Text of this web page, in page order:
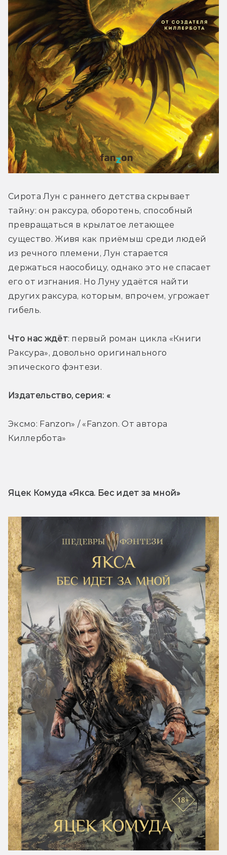
Сирота Лун с раннего детства скрывает
тайну: он раксура, оборотень, способный
превращаться в крылатое летающее
существо. Живя как приёмыш среди людей
из речного племени, Лун старается
держаться наособицу, однако это не спасает
его от изгнания. Но Луну удаётся найти
других раксура, которым, впрочем, угрожает
гибель.
Что нас ждёт: первый роман цикла «Книги
Раксура», довольно оригинального
эпического фэнтези.
Издательство, серия: «
Эксмо: Fanzon» / «Fanzon. От автора
Киллербота»
Яцек Комуда «Якса. Бес идет за мной»